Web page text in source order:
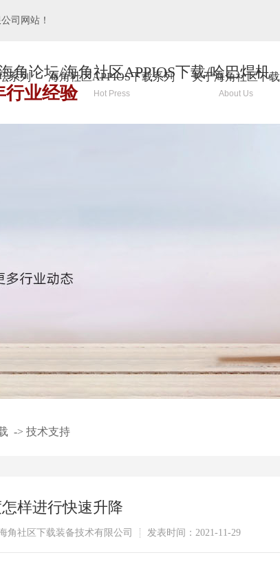
站！
角论坛/海角社区APPIOS下载/哈巴焊机
行业经验
系列 海角社区APPIOS下载系列
Hot Press
关于海角社区下载
About Us
-> 技术支持
样进行快速升降
海角社区下载装备技术有限公司 发表时间：2021-11-29